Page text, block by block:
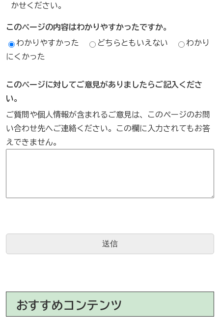
かせください。
このページの内容はわかりやすかったですか。
わかりやすかった どちらともいえない
わかり
にくかった
このページに対してご意見がありましたらご記入くださ
い。
ご質問や個人情報が含まれるご意見は、このページのお問
い合わせ先へご連絡ください。この欄に入力されてもお答
えできません。
おすすめコンテンツ